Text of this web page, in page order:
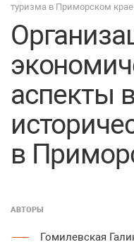
туризма в Приморском крае
аспекты
в
АВТОРЫ
Гомилевская